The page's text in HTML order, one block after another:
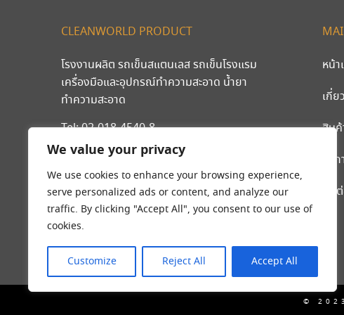
We value your privacy
We use cookies to enhance your browsing experience,
serve personalized ads or content, and analyze our
traffic. By clicking "Accept All", you consent to our use of
cookies.
Customize Reject All Accept All
CLEANWORLD PRODUCT
โรงงานผลิต รถเข็นสแตนเลส รถเข็นโรงแรม
เครื่องมือและอุปกรณ์ทำความสะอาด น้ำยา
ทำความสะอาด
Tel:02-018-4540-8
มือถือ089-203-2546,092-262-9240
หน้า
เกี่ย
สินค้
วิธี
ติด
© 2023